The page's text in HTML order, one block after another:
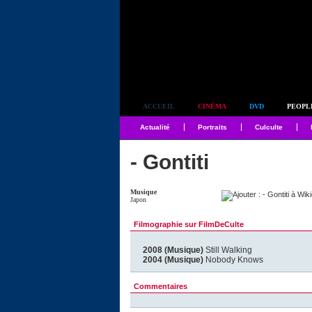
ACCUEIL CINÉMA DVD
Actualité Portraits Culculte
- Gontiti
Musique
Japon
Filmographie sur FilmDeCulte
2008 (Musique) Still Walking
2004 (Musique) Nobody Knows
Commentaires